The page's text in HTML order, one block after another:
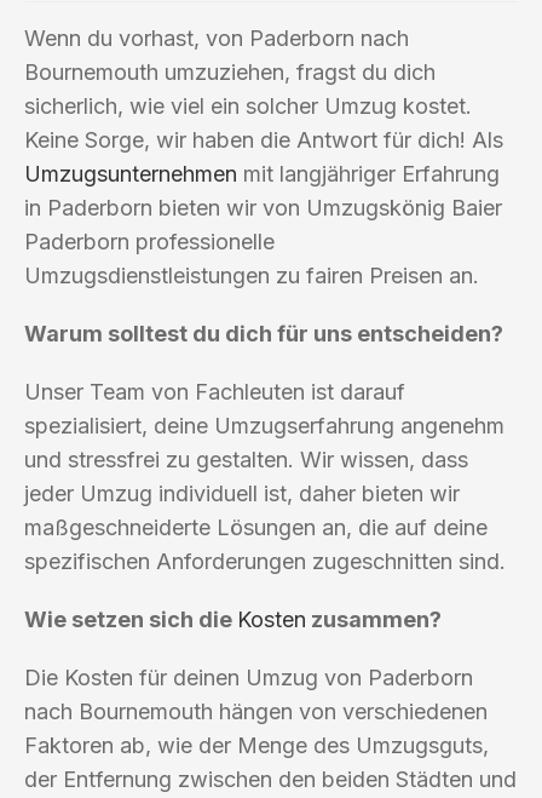
Wenn du vorhast, von Paderborn nach
Bournemouth umzuziehen, fragst du dich
sicherlich, wie viel ein solcher Umzug kostet.
Keine Sorge, wir haben die Antwort für dich! Als
Umzugsunternehmen mit langjähriger Erfahrung
in Paderborn bieten wir von Umzugskönig Baier
Paderborn professionelle
Umzugsdienstleistungen zu fairen Preisen an.
Warum solltest du dich für uns entscheiden?
Unser Team von Fachleuten ist darauf
spezialisiert, deine Umzugserfahrung angenehm
und stressfrei zu gestalten. Wir wissen, dass
jeder Umzug individuell ist, daher bieten wir
maßgeschneiderte Lösungen an, die auf deine
spezifischen Anforderungen zugeschnitten sind.
Wie setzen sich die Kosten zusammen?
Die Kosten für deinen Umzug von Paderborn
nach Bournemouth hängen von verschiedenen
Faktoren ab, wie der Menge des Umzugsguts,
der Entfernung zwischen den beiden Städten und